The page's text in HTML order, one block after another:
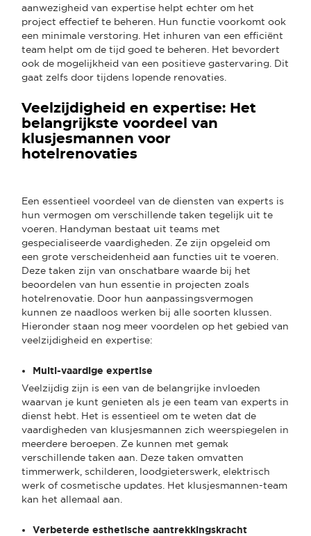
aanwezigheid van expertise helpt echter om het
project effectief te beheren. Hun functie voorkomt ook
een minimale verstoring. Het inhuren van een efficiënt
team helpt om de tijd goed te beheren. Het bevordert
ook de mogelijkheid van een positieve gastervaring. Dit
gaat zelfs door tijdens lopende renovaties.
Veelzijdigheid en expertise: Het
belangrijkste voordeel van
klusjesmannen voor
hotelrenovaties
Een essentieel voordeel van de diensten van experts is
hun vermogen om verschillende taken tegelijk uit te
voeren. Handyman bestaat uit teams met
gespecialiseerde vaardigheden. Ze zijn opgeleid om
een grote verscheidenheid aan functies uit te voeren.
Deze taken zijn van onschatbare waarde bij het
beoordelen van hun essentie in projecten zoals
hotelrenovatie. Door hun aanpassingsvermogen
kunnen ze naadloos werken bij alle soorten klussen.
Hieronder staan nog meer voordelen op het gebied van
veelzijdigheid en expertise:
Multi-vaardige expertise
Veelzijdig zijn is een van de belangrijke invloeden
waarvan je kunt genieten als je een team van experts in
dienst hebt. Het is essentieel om te weten dat de
vaardigheden van klusjesmannen zich weerspiegelen in
meerdere beroepen. Ze kunnen met gemak
verschillende taken aan. Deze taken omvatten
timmerwerk, schilderen, loodgieterswerk, elektrisch
werk of cosmetische updates. Het klusjesmannen-team
kan het allemaal aan.
Verbeterde esthetische aantrekkingskracht